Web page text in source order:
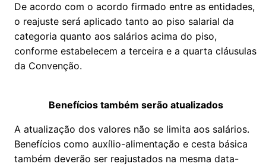
De acordo com o acordo firmado entre as entidades,
o reajuste será aplicado tanto ao piso salarial da
categoria quanto aos salários acima do piso,
conforme estabelecem a terceira e a quarta cláusulas
da Convenção.
Benefícios também serão atualizados
A atualização dos valores não se limita aos salários.
Benefícios como auxílio-alimentação e cesta básica
também deverão ser reajustados na mesma data-